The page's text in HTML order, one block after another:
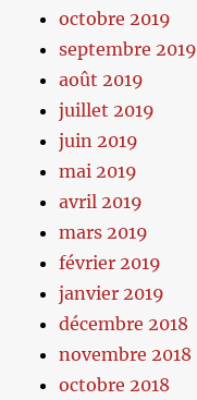
octobre 2019
septembre 2019
août 2019
juillet 2019
juin 2019
mai 2019
avril 2019
mars 2019
février 2019
janvier 2019
décembre 2018
novembre 2018
octobre 2018